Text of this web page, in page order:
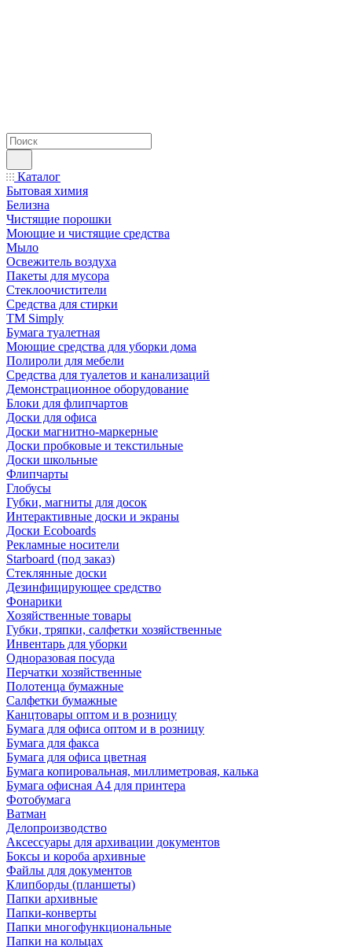
Каталог
Бытовая химия
Белизна
Чистящие порошки
Моющие и чистящие средства
Мыло
Освежитель воздуха
Пакеты для мусора
Стеклоочистители
Средства для стирки
TM Simply
Бумага туалетная
Моющие средства для уборки дома
Полироли для мебели
Средства для туалетов и канализаций
Демонстрационное оборудование
Блоки для флипчартов
Доски для офиса
Доски магнитно-маркерные
Доски пробковые и текстильные
Доски школьные
Флипчарты
Глобусы
Губки, магниты для досок
Интерактивные доски и экраны
Доски Ecoboards
Рекламные носители
Starboard (под заказ)
Стеклянные доски
Дезинфицирующее средство
Фонарики
Хозяйственные товары
Губки, тряпки, салфетки хозяйственные
Инвентарь для уборки
Одноразовая посуда
Перчатки хозяйственные
Полотенца бумажные
Салфетки бумажные
Канцтовары оптом и в розницу
Бумага для офиса оптом и в розницу
Бумага для факса
Бумага для офиса цветная
Бумага копировальная, миллиметровая, калька
Бумага офисная А4 для принтера
Фотобумага
Ватман
Делопроизводство
Аксессуары для архивации документов
Боксы и короба архивные
Файлы для документов
Клипборды (планшеты)
Папки архивные
Папки-конверты
Папки многофункциональные
Папки на кольцах